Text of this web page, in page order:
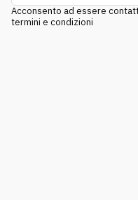
Acconsento ad essere
termini e condizioni